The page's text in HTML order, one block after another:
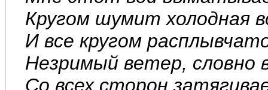
Кругом шумит холодная
И все кругом
Незримый ветер, словно
Со всех сторон